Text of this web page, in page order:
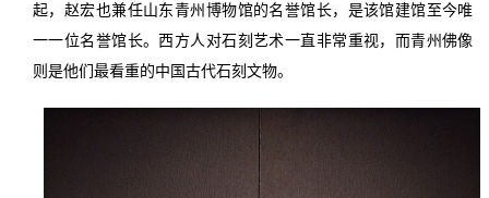
起，赵宏也兼任山东青州博物馆的名誉馆长，是该馆建馆至今唯
一一位名誉馆长。西方人对石刻艺术一直非常重视，而青州佛像
则是他们最看重的中国古代石刻文物。